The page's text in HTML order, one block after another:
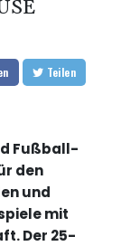
Teilen
Fußball-
den
und
mit
Der 25-